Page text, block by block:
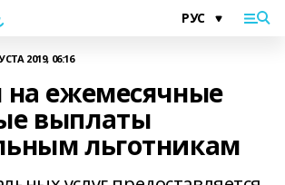
2019, 06:16
на ежемесячные
выплаты
льготникам